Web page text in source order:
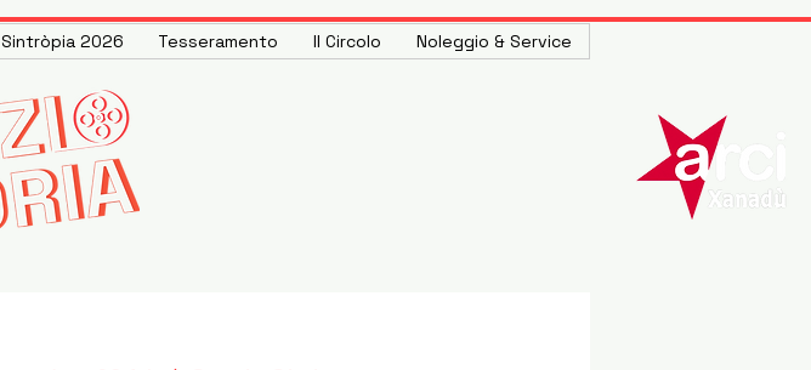
Sintròpia 2026 Tesseramento Il Circolo Noleggio & Service